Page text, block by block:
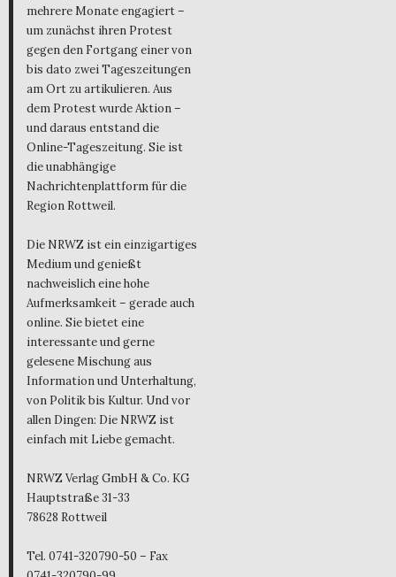
mehrere Monate engagiert –
um zunächst ihren Protest
gegen den Fortgang einer von
bis dato zwei Tageszeitungen
am Ort zu artikulieren. Aus
dem Protest wurde Aktion –
und daraus entstand die
Online-Tageszeitung. Sie ist
die unabhängige
Nachrichtenplattform für die
Region Rottweil.
Die NRWZ ist ein einzigartiges
Medium und genießt
nachweislich eine hohe
Aufmerksamkeit – gerade auch
online. Sie bietet eine
interessante und gerne
gelesene Mischung aus
Information und Unterhaltung,
von Politik bis Kultur. Und vor
allen Dingen: Die NRWZ ist
einfach mit Liebe gemacht.
NRWZ Verlag GmbH & Co. KG
Hauptstraße 31-33
78628 Rottweil
Tel. 0741-320790-50 – Fax